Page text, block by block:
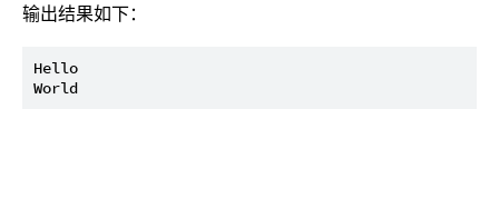
输出结果如下：
Hello